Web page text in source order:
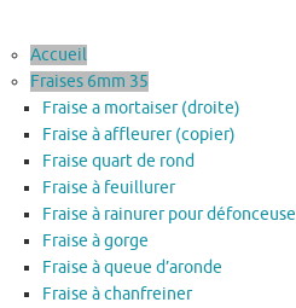
Accueil
Fraises 6mm 35
Fraise a mortaiser (droite)
Fraise à affleurer (copier)
Fraise quart de rond
Fraise à feuillurer
Fraise à rainurer pour défonceuse
Fraise à gorge
Fraise à queue d’aronde
Fraise à chanfreiner